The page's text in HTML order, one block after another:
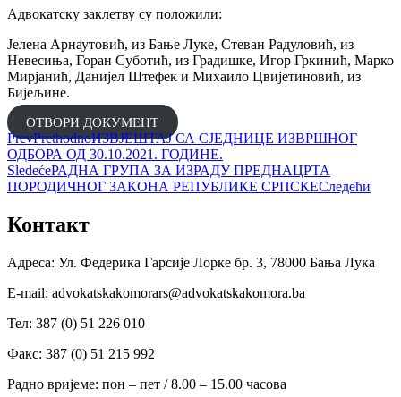
Адвокатску заклетву су положили:
Јелена Арнаутовић, из Бање Луке, Стеван Радуловић, из
Невесиња, Горан Суботић, из Градишке, Игор Гркинић, Марко
Мирјанић, Данијел Штефек и Михаило Цвијетиновић, из
Бијељине.
ОТВОРИ ДОКУМЕНТ
PrevPrethodnoИЗВЈЕШТАЈ СА СЈЕДНИЦЕ ИЗВРШНОГ
ОДБОРА ОД 30.10.2021. ГОДИНЕ.
SledećeРАДНА ГРУПА ЗА ИЗРАДУ ПРЕДНАЦРТА
ПОРОДИЧНОГ ЗАКОНА РЕПУБЛИКЕ СРПСКЕСледећи
Контакт
Адреса: Ул. Федерика Гарсије Лорке бр. 3, 78000 Бања Лука
Е-mail: advokatskakomorars@advokatskakomora.ba
Тел: 387 (0) 51 226 010
Факс: 387 (0) 51 215 992
Радно вријеме: пон – пет / 8.00 – 15.00 часова